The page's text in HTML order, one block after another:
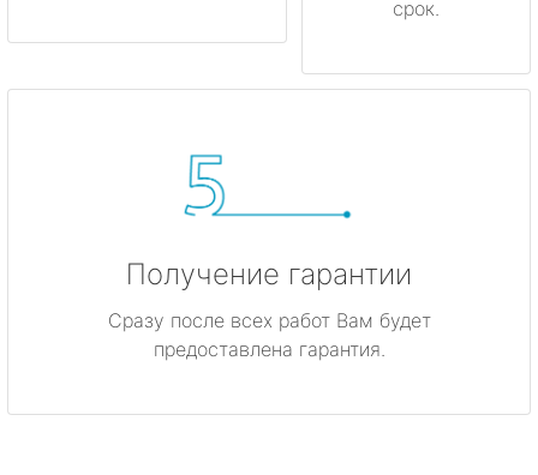
срок.
Получение гарантии
Сразу после всех работ Вам будет
предоставлена гарантия.